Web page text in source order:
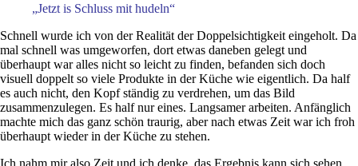
„Jetzt is Schluss mit hudeln“
Schnell wurde ich von der Realität der Doppelsichtigkeit eingeholt. Da
mal schnell was umgeworfen, dort etwas daneben gelegt und
überhaupt war alles nicht so leicht zu finden, befanden sich doch
visuell doppelt so viele Produkte in der Küche wie eigentlich. Da half
es auch nicht, den Kopf ständig zu verdrehen, um das Bild
zusammenzulegen. Es half nur eines. Langsamer arbeiten. Anfänglich
machte mich das ganz schön traurig, aber nach etwas Zeit war ich froh
überhaupt wieder in der Küche zu stehen.
Ich nahm mir also Zeit und ich denke, das Ergebnis kann sich sehen